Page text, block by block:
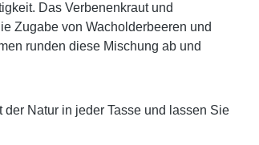
Das Verbenenkraut und
Zugabe von Wacholderbeeren und
runden diese Mischung ab und
Natur in jeder Tasse und lassen Sie